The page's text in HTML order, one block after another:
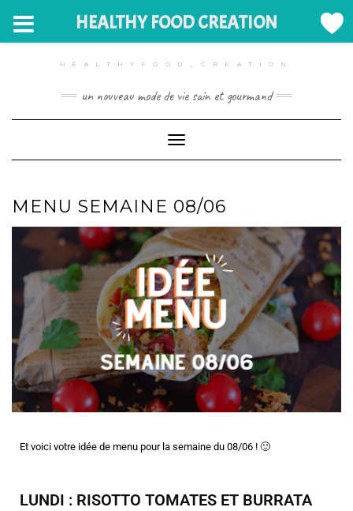
HEALTHYFOOD_CREATION
un nouveau mode de vie sain et gourmand
Toggle Navigation
MENU SEMAINE 08/06
Et voici votre idée de menu pour la semaine du 08/06 ! 🙂
LUNDI : RISOTTO TOMATES ET BURRATA
HEALTHY FOOD CREATION